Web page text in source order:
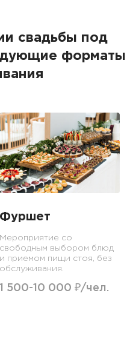
свадьбы под
форматы
Фуршет
Мероприятие со
свободным выбором блюд
и приемом пищи стоя, без
обслуживания.
1 500-10 000 ₽/чел.